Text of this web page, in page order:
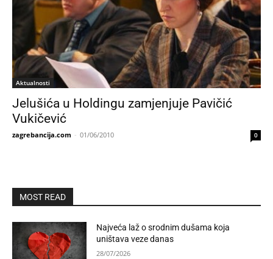
Aktualnosti
Jelušića u Holdingu zamjenjuje Pavičić
Vukičević
zagrebancija.com - 01/06/2010 0
MOST READ
Najveća laž o srodnim dušama koja
uništava veze danas
28/07/2026